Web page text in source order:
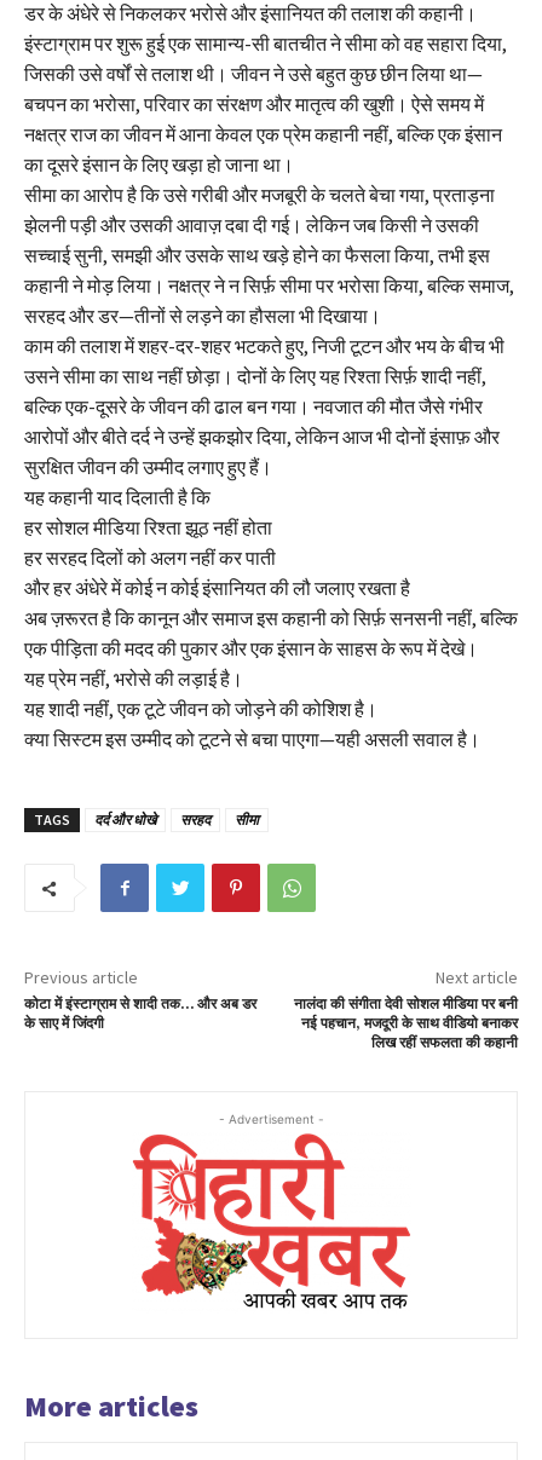
डर के अंधेरे से निकलकर भरोसे और इंसानियत की तलाश की कहानी।
इंस्टाग्राम पर शुरू हुई एक सामान्य-सी बातचीत ने सीमा को वह सहारा दिया,
जिसकी उसे वर्षों से तलाश थी। जीवन ने उसे बहुत कुछ छीन लिया था—
बचपन का भरोसा, परिवार का संरक्षण और मातृत्व की खुशी। ऐसे समय में
नक्षत्र राज का जीवन में आना केवल एक प्रेम कहानी नहीं, बल्कि एक इंसान
का दूसरे इंसान के लिए खड़ा हो जाना था।
सीमा का आरोप है कि उसे गरीबी और मजबूरी के चलते बेचा गया, प्रताड़ना
झेलनी पड़ी और उसकी आवाज़ दबा दी गई। लेकिन जब किसी ने उसकी
सच्चाई सुनी, समझी और उसके साथ खड़े होने का फैसला किया, तभी इस
कहानी ने मोड़ लिया। नक्षत्र ने न सिर्फ़ सीमा पर भरोसा किया, बल्कि समाज,
सरहद और डर—तीनों से लड़ने का हौसला भी दिखाया।
काम की तलाश में शहर-दर-शहर भटकते हुए, निजी टूटन और भय के बीच भी
उसने सीमा का साथ नहीं छोड़ा। दोनों के लिए यह रिश्ता सिर्फ़ शादी नहीं,
बल्कि एक-दूसरे के जीवन की ढाल बन गया। नवजात की मौत जैसे गंभीर
आरोपों और बीते दर्द ने उन्हें झकझोर दिया, लेकिन आज भी दोनों इंसाफ़ और
सुरक्षित जीवन की उम्मीद लगाए हुए हैं।
यह कहानी याद दिलाती है कि
हर सोशल मीडिया रिश्ता झूठ नहीं होता
हर सरहद दिलों को अलग नहीं कर पाती
और हर अंधेरे में कोई न कोई इंसानियत की लौ जलाए रखता है
अब ज़रूरत है कि कानून और समाज इस कहानी को सिर्फ़ सनसनी नहीं, बल्कि
एक पीड़िता की मदद की पुकार और एक इंसान के साहस के रूप में देखे।
यह प्रेम नहीं, भरोसे की लड़ाई है।
यह शादी नहीं, एक टूटे जीवन को जोड़ने की कोशिश है।
क्या सिस्टम इस उम्मीद को टूटने से बचा पाएगा—यही असली सवाल है।
TAGS दर्द और धोखे सरहद सीमा
Previous article
कोटा में इंस्टाग्राम से शादी तक… और अब डर
के साए में जिंदगी
Next article
नालंदा की संगीता देवी सोशल मीडिया पर बनी
नई पहचान, मजदूरी के साथ वीडियो बनाकर
लिख रहीं सफलता की कहानी
- Advertisement -
More articles